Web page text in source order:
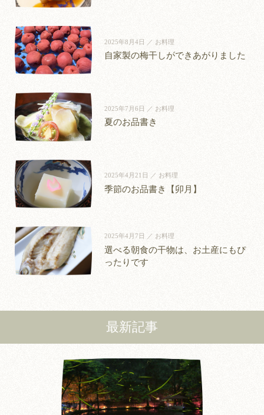
you had come on a sunny day. The sea
will show you a view that belongs to
that day alone. What color will the sea
be on the day you arrive? Coming to
the journey. #いさり火 #オーシャン
ビュー #露天風呂付き客室 #海の見
える宿 #伊豆大川温泉
relax after breakfast, so there is no
danger of hearing, “Do we have to
泉掛け流し #露天風呂付き客室 #家
族旅行 #親孝行
and mountains. From the path that
unfolds beyond its doors, seasonal
flowers offer a gentle welcome,
quietly easing the heart. Away from
the bustle of the city, we invite you to
enjoy a slow, restful moment in a
space filled with quiet nostalgia. #い
さり火 #伊豆旅行 #源泉掛け流し #
露天風呂付き客室 #温泉旅館
Shigeoka in the dining room. Mr.
be touched”—pieces not only to be
seen, but to be felt. With themes of
softly drawing close to the hearts of
those who encounter them. Expressed
his works have been installed in
locations throughout Japan and
overseas, where they continue to be
Please enjoy it at your leisure. #いさ
り火 #伊豆旅行 #源泉掛け流し #露
天風呂付き客室 #温泉旅館
自家製の梅干しができあがりました
2025年8月4日 ／ お料理
夏のお品書き
2025年7月6日 ／ お料理
季節のお品書き【卯月】
2025年4月21日 ／ お料理
選べる朝食の干物は、お土産にもぴ
ったりです
2025年4月7日 ／ お料理
最新記事